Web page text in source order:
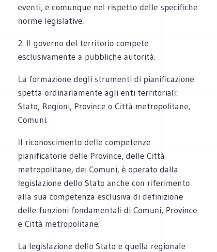
eventi, e comunque nel rispetto delle specifiche
norme legislative.
2. Il governo del territorio compete
esclusivamente a pubbliche autorità.
La formazione degli strumenti di pianificazione
spetta ordinariamente agli enti territoriali:
Stato, Regioni, Province o Città metropolitane,
Comuni.
Il riconoscimento delle competenze
pianificatorie delle Province, delle Città
metropolitane, dei Comuni, è operato dalla
legislazione dello Stato anche con riferimento
alla sua competenza esclusiva di definizione
delle funzioni fondamentali di Comuni, Province
e Città metropolitane.
La legislazione dello Stato e quella regionale